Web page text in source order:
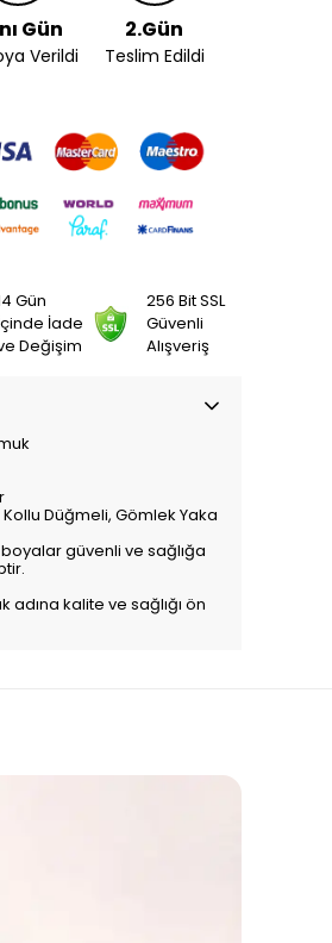
Gün
Verildi
2.Gün
Teslim Edildi
Gün
İade
Değişim
256 Bit SSL
Güvenli
Alışveriş
Kollu Düğmeli, Gömlek Yaka
güvenli ve sağlığa
adına kalite ve sağlığı ön